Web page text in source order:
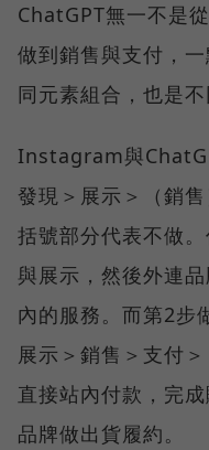
ChatGPT無一不是
做到銷售與支付，
同元素組合，也是不
Instagram與
發現＞展示＞（銷
括號部分代表不做
與展示，然後外連
內的服務。而第2步
展示＞銷售＞支付
直接站內付款，完
品牌做出貨履約。